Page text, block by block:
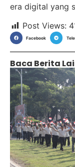
era digital yang
Post Views:
Facebook
Baca Berita